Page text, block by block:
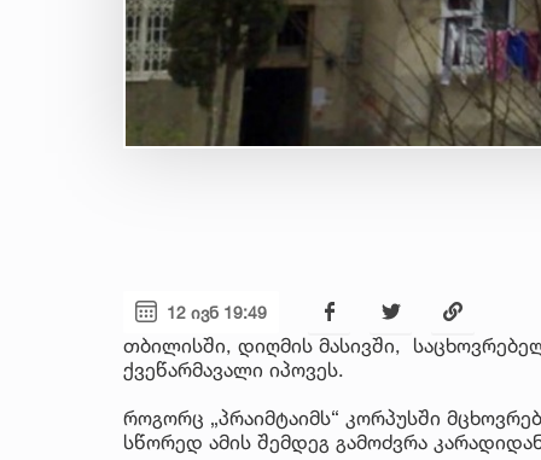
12 ივნ 19:49
თბილისში, დიღმის მასივში,
ქვეწარმავალი იპოვეს.
როგორც „პრაიმტაიმს“ კორპუსში
სწორედ ამის შემდეგ გამოძვრა